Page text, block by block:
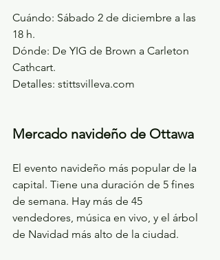
Cuándo: Sábado 2 de diciembre a las
18 h.
Dónde: De YIG de Brown a Carleton
Cathcart.
Detalles: stittsvilleva.com
Mercado navideño de Ottawa
El evento navideño más popular de la
capital. Tiene una duración de 5 fines
de semana. Hay más de 45
vendedores, música en vivo, y el árbol
de Navidad más alto de la ciudad.